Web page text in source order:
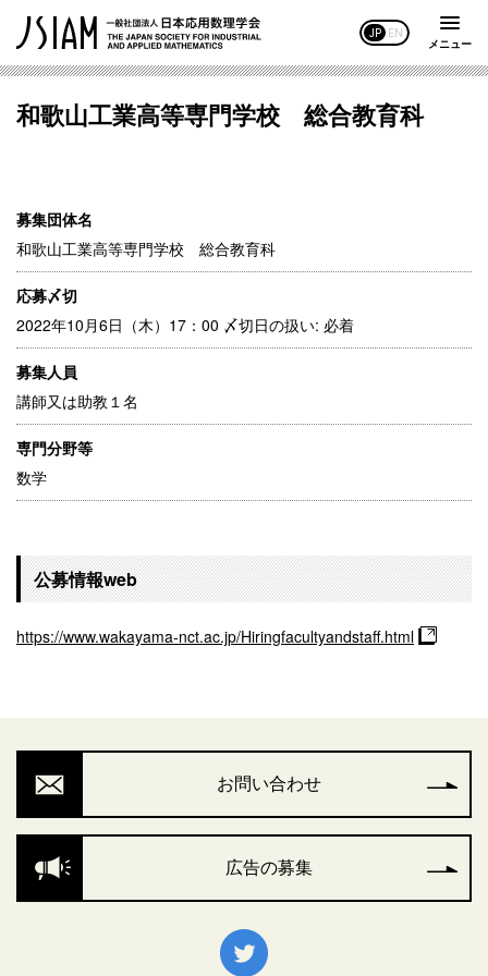
JP EN
メニュー
和歌山工業高等専門学校 総合教育科
募集団体名
和歌山工業高等専門学校 総合教育科
応募〆切
2022年10月6日（木）17：00 〆切日の扱い: 必着
募集人員
講師又は助教１名
専門分野等
数学
公募情報web
https://www.wakayama-nct.ac.jp/Hiringfacultyandstaff.html
お問い合わせ
広告の募集